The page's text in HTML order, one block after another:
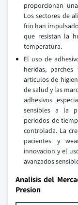
proporcionan
Los sectores de
frio han
que resistan la
temperatura.
El uso de
heridas, parches
articulos de
de salud y las
adhesivos
sensibles a la
periodos de
controlada. La
pacientes y
innovacion y el
avanzados
Analisis del
Presion